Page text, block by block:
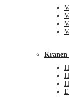
Kranen